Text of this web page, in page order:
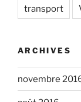
transport
ARCHIVES
novembre